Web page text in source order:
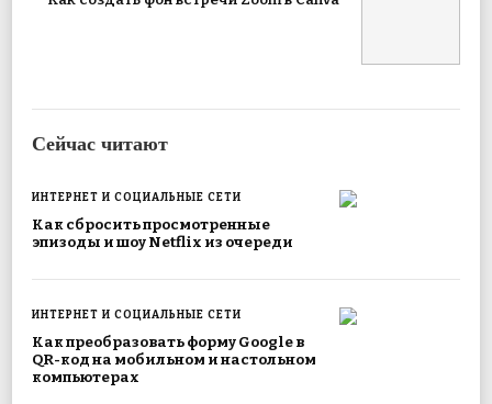
Сейчас читают
ИНТЕРНЕТ И СОЦИАЛЬНЫЕ СЕТИ
Как сбросить просмотренные
эпизоды и шоу Netflix из очереди
ИНТЕРНЕТ И СОЦИАЛЬНЫЕ СЕТИ
Как преобразовать форму Google в
QR-код на мобильном и настольном
компьютерах